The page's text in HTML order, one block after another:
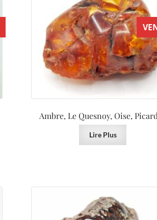
Ambre, Le Quesnoy, Oise,
Lire Plus